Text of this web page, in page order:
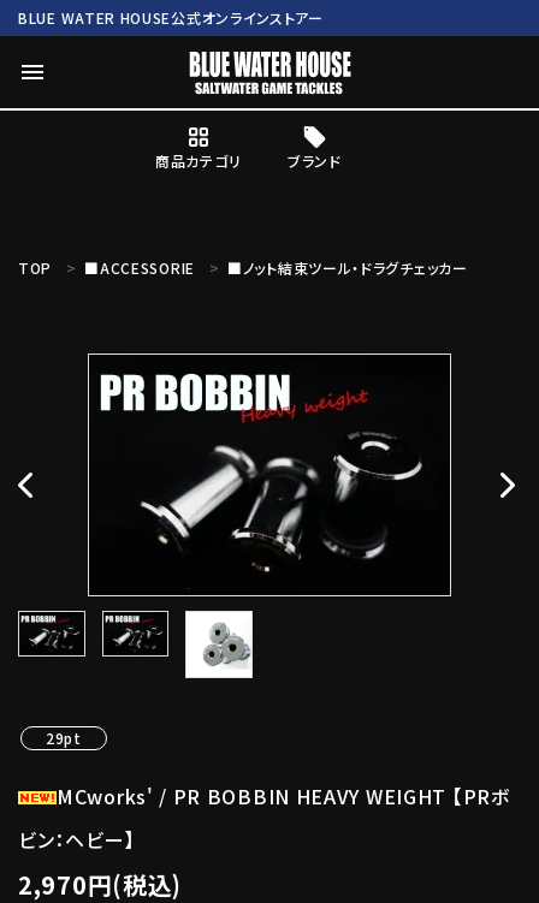
BLUE WATER HOUSE公式オンラインストアー
menu
商品カテゴリ ブランド
ブランド
TOP ■ACCESSORIE ■ノット結束ツール・ドラグチェッカー
29pt
MCworks' / PR BOBBIN HEAVY WEIGHT 【PRボ
ビン：ヘビー】
2,970円(税込)